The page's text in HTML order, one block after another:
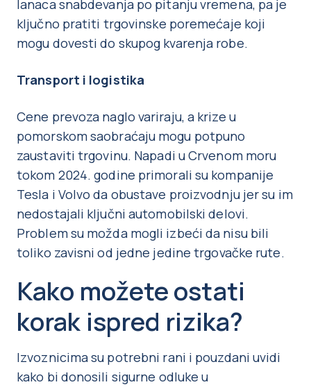
lanaca snabdevanja po pitanju vremena, pa je
ključno pratiti trgovinske poremećaje koji
mogu dovesti do skupog kvarenja robe.
Transport i logistika
Cene prevoza naglo variraju, a krize u
pomorskom saobraćaju mogu potpuno
zaustaviti trgovinu. Napadi u Crvenom moru
tokom 2024. godine primorali su kompanije
Tesla i Volvo da obustave proizvodnju jer su im
nedostajali ključni automobilski delovi.
Problem su možda mogli izbeći da nisu bili
toliko zavisni od jedne jedine trgovačke rute.
Kako možete ostati
korak ispred rizika?
Izvoznicima su potrebni rani i pouzdani uvidi
kako bi donosili sigurne odluke u